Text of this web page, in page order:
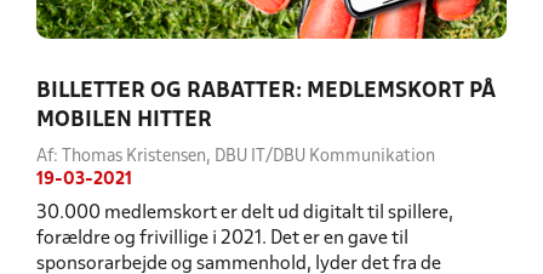
BILLETTER OG RABATTER: MEDLEMSKORT PÅ
MOBILEN HITTER
Af: Thomas Kristensen, DBU IT/DBU Kommunikation
19-03-2021
30.000 medlemskort er delt ud digitalt til spillere,
forældre og frivillige i 2021. Det er en gave til
sponsorarbejde og sammenhold, lyder det fra de